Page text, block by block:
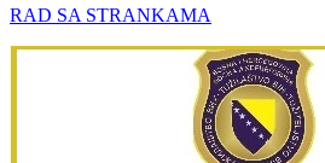
RAD SA STRANKAMA